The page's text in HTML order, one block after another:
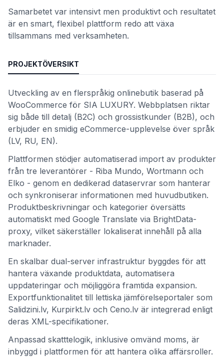
Samarbetet var intensivt men produktivt och resultatet
är en smart, flexibel plattform redo att växa
tillsammans med verksamheten.
PROJEKTÖVERSIKT
Utveckling av en flerspråkig onlinebutik baserad på
WooCommerce för SIA LUXURY. Webbplatsen riktar
sig både till detalj (B2C) och grossistkunder (B2B), och
erbjuder en smidig eCommerce-upplevelse över språk
(LV, RU, EN).
Plattformen stödjer automatiserad import av produkter
från tre leverantörer - Riba Mundo, Wortmann och
Elko - genom en dedikerad dataservrar som hanterar
och synkroniserar informationen med huvudbutiken.
Produktbeskrivningar och kategorier översätts
automatiskt med Google Translate via BrightData-
proxy, vilket säkerställer lokaliserat innehåll på alla
marknader.
En skalbar dual-server infrastruktur byggdes för att
hantera växande produktdata, automatisera
uppdateringar och möjliggöra framtida expansion.
Exportfunktionalitet till lettiska jämförelseportaler som
Salidzini.lv, Kurpirkt.lv och Ceno.lv är integrerad enligt
deras XML-specifikationer.
Anpassad skatttelogik, inklusive omvänd moms, är
inbyggd i plattformen för att hantera olika affärsroller.